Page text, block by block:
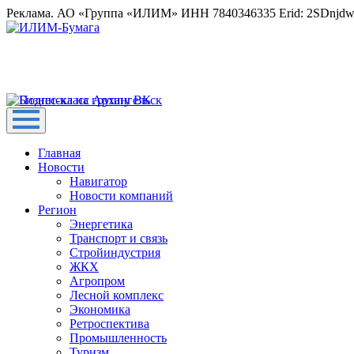
Реклама. АО «Группа «ИЛИМ» ИНН 7840346335 Erid:
Главная
Новости
Навигатор
Новости компаний
Регион
Энергетика
Транспорт и связь
Стройиндустрия
ЖКХ
Агропром
Лесной комплекс
Экономика
Ретроспектива
Промышленность